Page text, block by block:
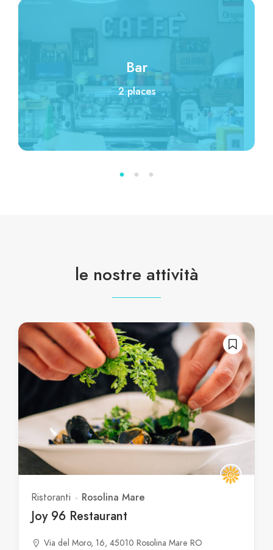
Bar
2 places
le nostre attività
Ristoranti Rosolina Mare
Joy 96 Restaurant
Via del Moro, 16, 45010 Rosolina Mare RO